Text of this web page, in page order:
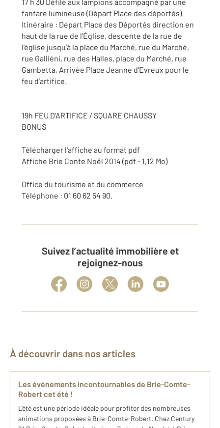
fanfare lumineuse (Départ Place des déportés).
Itinéraire : Départ Place des Déportés direction en
haut de la rue de l’Église, descente de la rue de
l’église jusqu’à la place du Marché, rue du Marché,
rue Galliéni, rue des Halles, place du Marché, rue
Gambetta, Arrivée Place Jeanne d’Evreux pour le
feu d’artifice.
19h FEU D'ARTIFICE / SQUARE CHAUSSY
BONUS
Télécharger l'affiche au format pdf
Affiche Brie Conte Noël 2014 (pdf - 1,12 Mo)
Office du tourisme et du commerce
Téléphone : 01 60 62 54 90.
Suivez l’actualité immobilière et
rejoignez-nous
À découvrir dans nos articles
Les événements incontournables de Brie-Comte-
Robert cet été !
L'été est une période idéale pour profiter des nombreuses
animations proposées à Brie-Comte-Robert. Chez Century